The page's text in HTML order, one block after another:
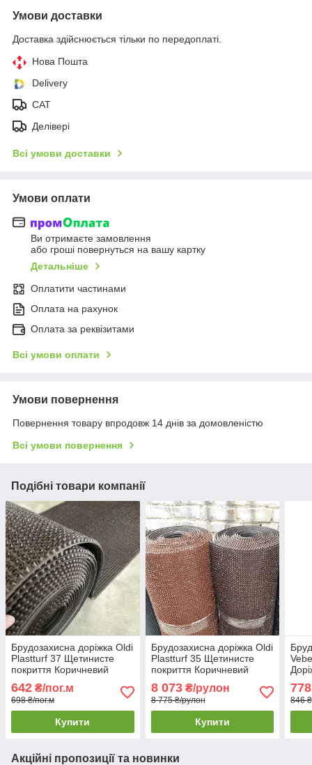
Умови доставки
Доставка здійснюється тільки по передоплаті.
Нова Пошта
Delivery
CAT
Делівері
Всі умови доставки
Умови оплати
Ви отримаєте замовлення
або гроші повернуться на вашу картку
Детальніше
Оплатити частинами
Оплата на рахунок
Оплата за реквізитами
Всі умови оплати
Умови повернення
Повернення товару впродовж 14 днів за домовленістю
Всі умови повернення
Подібні товари компанії
Брудозахисна доріжка Oldi
Plastturf 37 Щетинисте
покриття Коричневий
магазину
642 ₴/пог.м
698 ₴/пог.м
Купити
Брудозахисна доріжка Oldi
Plastturf 35 Щетинисте
покриття Коричневий
доріжка в рулоні
8 073₴/рулон
8 775 ₴/рулон
Купити
778
846
Акційні пропозиції та новинки